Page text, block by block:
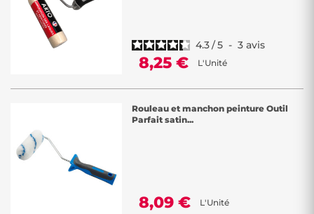
4.3/5 - 3 avis
8,25 € L'Unité
Rouleau et manchon peinture Outil
Parfait satin...
8,09 € L'Unité